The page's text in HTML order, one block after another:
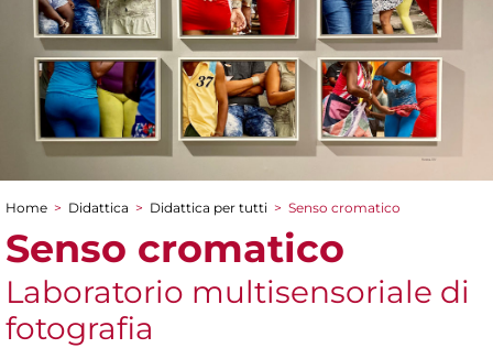
Tu sei qui
Home > Didattica > Didattica per tutti > Senso cromatico
Senso cromatico
Laboratorio multisensoriale di
fotografia